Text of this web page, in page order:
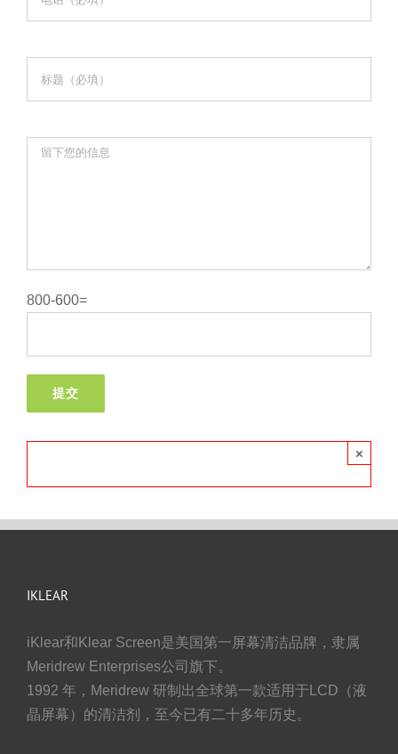
800-600=
×
IKLEAR
iKlear和Klear Screen是美国第一屏幕清洁品牌，隶属
Meridrew Enterprises公司旗下。
1992 年，Meridrew 研制出全球第一款适用于LCD（液
晶屏幕）的清洁剂，至今已有二十多年历史。